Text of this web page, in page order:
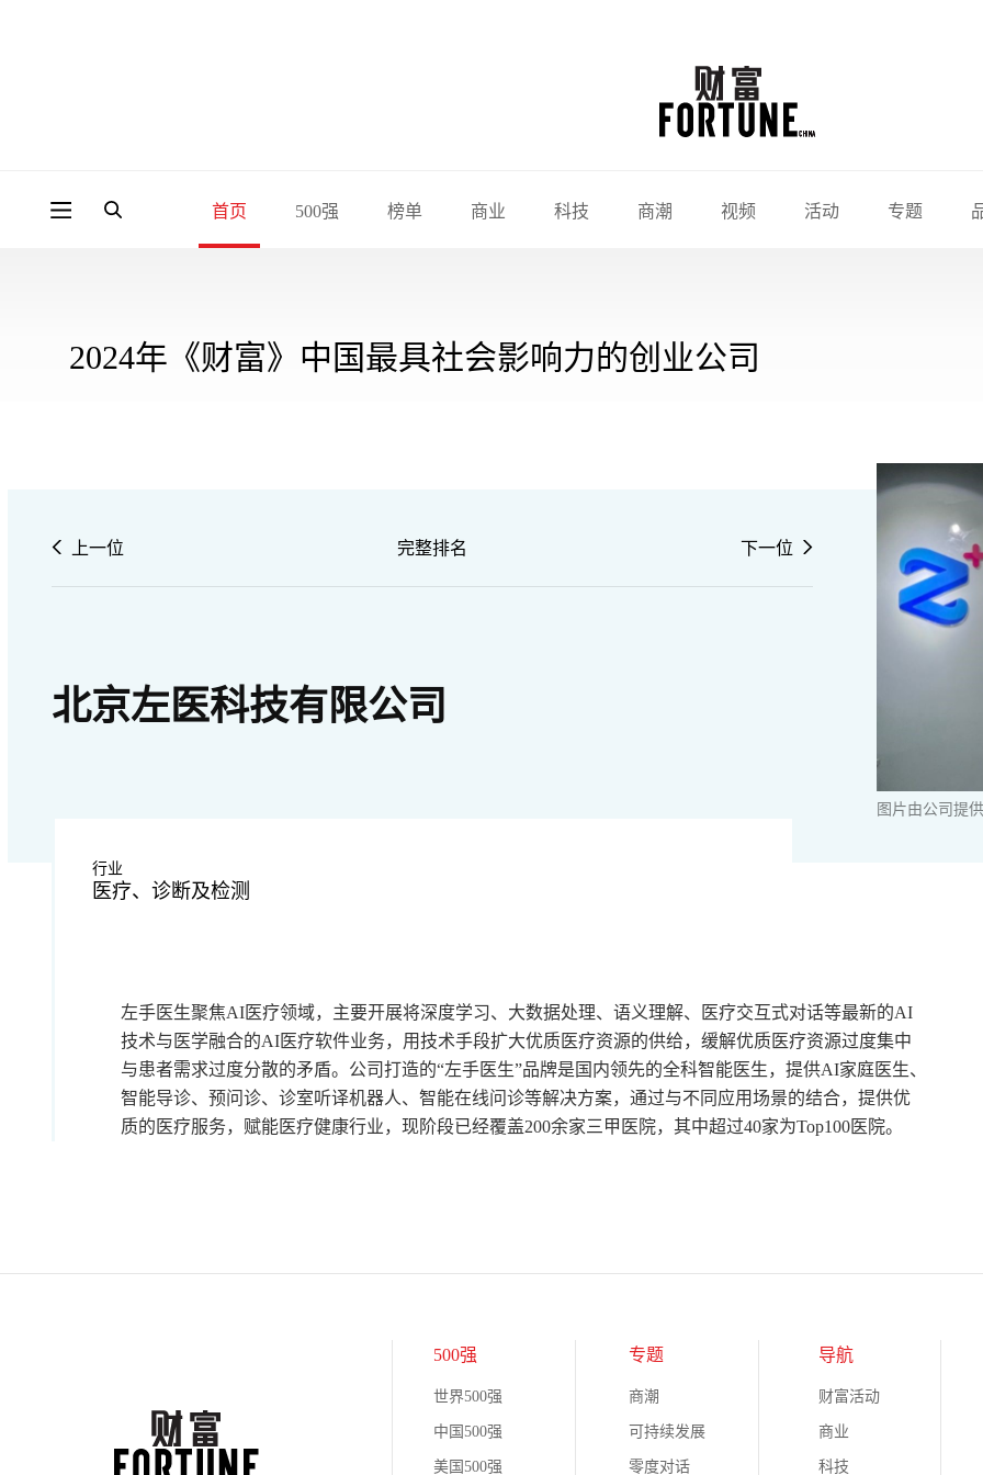
首页 500强 榜单 商业 科技 商潮 视频 活动 专题
2024年《财富》中国最具社会影响力的创业公司
上一位 完整排名 下一位
北京左医科技有限公司
图片由公司提供
行业
医疗、诊断及检测
左手医生聚焦AI医疗领域，主要开展将深度学习、大数据处理、语义理解、医疗交互式对话等最新的AI
技术与医学融合的AI医疗软件业务，用技术手段扩大优质医疗资源的供给，缓解优质医疗资源过度集中
与患者需求过度分散的矛盾。公司打造的“左手医生”品牌是国内领先的全科智能医生，提供AI家庭医生、
智能导诊、预问诊、诊室听译机器人、智能在线问诊等解决方案，通过与不同应用场景的结合，提供优
质的医疗服务，赋能医疗健康行业，现阶段已经覆盖200余家三甲医院，其中超过40家为Top100医院。
500强
世界500强
中国500强
美国500强
专题
商潮
可持续发展
零度对话
导航
财富活动
商业
科技